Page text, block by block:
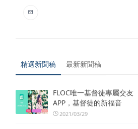
精選新聞稿 最新新聞稿
FLOC唯一基督徒專屬交友
APP，基督徒的新福音
2021/03/29